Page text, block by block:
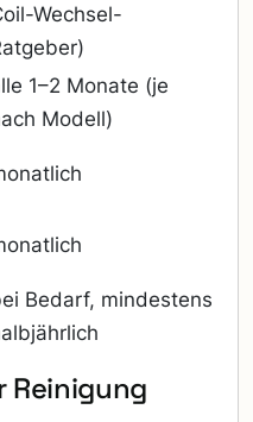
Wechsel-
1–2 Monate (je
Modell)
Bedarf, mindestens
Reinigung